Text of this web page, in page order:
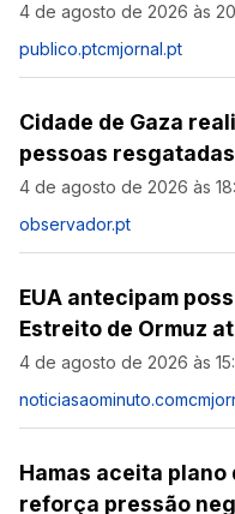
4 de agosto de 2026 às
publico.ptcmjornal.pt
Cidade de Gaza
pessoas
4 de agosto de 2026 às
observador.pt
EUA antecipam
Estreito de Ormuz
4 de agosto de 2026 às
noticiasaominuto.com
Hamas aceita plano
reforça pressão